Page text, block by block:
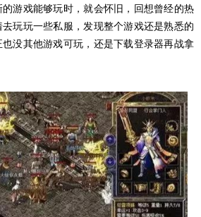
游戏能够玩时，就会怀旧，回想曾经的热
玩玩一些私服，发现整个游戏还是熟悉的
没其他游戏可玩，还是下载登录器再战拿